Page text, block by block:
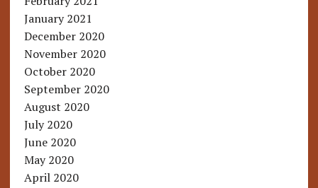
January 2021
December 2020
November 2020
October 2020
September 2020
August 2020
July 2020
June 2020
May 2020
April 2020